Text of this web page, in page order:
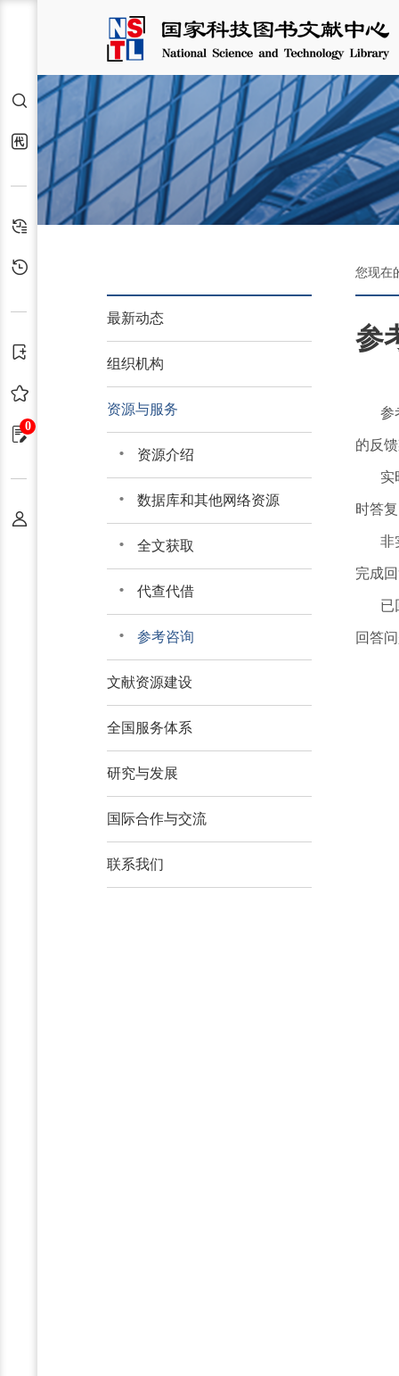
检索
代查代借
检索历史
0
最新动态
组织机构
资源与服务
资源介绍
数据库和其他网络资源
全文获取
代查代借
参考咨询
文献资源建设
全国服务体系
研究与发展
国际合作与交流
联系我们
您现在
参
参
的反
实
时答
非
完成
已
回答